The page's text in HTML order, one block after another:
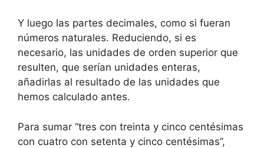
Y luego las partes decimales, como si fueran
números naturales. Reduciendo, si es
necesario, las unidades de orden superior que
resulten, que serían unidades enteras,
añadirlas al resultado de las unidades que
hemos calculado antes.
Para sumar “tres con treinta y cinco centésimas
con cuatro con setenta y cinco centésimas”,